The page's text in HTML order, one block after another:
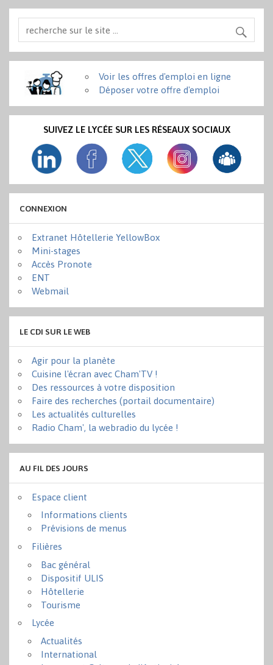
Voir les offres d'emploi en ligne
Déposer votre offre d'emploi
SUIVEZ LE LYCÉE SUR LES RÉSEAUX SOCIAUX
CONNEXION
Extranet Hôtellerie YellowBox
Mini-stages
Accès Pronote
ENT
Webmail
LE CDI SUR LE WEB
Agir pour la planète
Cuisine l'écran avec Cham'TV !
Des ressources à votre disposition
Faire des recherches (portail documentaire)
Les actualités culturelles
Radio Cham', la webradio du lycée !
AU FIL DES JOURS
Espace client
Informations clients
Prévisions de menus
Filières
Bac général
Dispositif ULIS
Hôtellerie
Tourisme
Lycée
Actualités
International